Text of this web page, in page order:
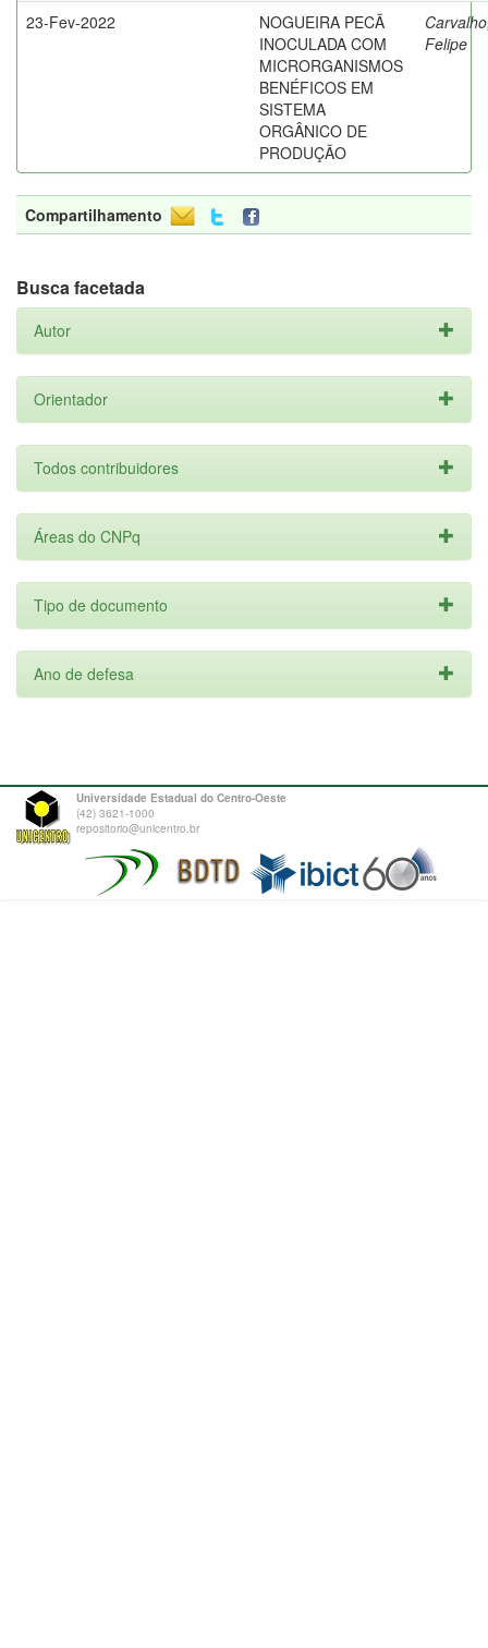
23-Fev-2022
NOGUEIRA PECÃ
INOCULADA COM
MICRORGANISMOS
BENÉFICOS EM
SISTEMA
ORGÂNICO DE
PRODUÇÃO
Felipe
Compartilhamento
Busca facetada
Autor
Orientador
Todos contribuidores
Áreas do CNPq
Tipo de documento
Ano de defesa
Universidade Estadual do Centro-Oeste
(42) 3621-1000
repositorio@unicentro.br